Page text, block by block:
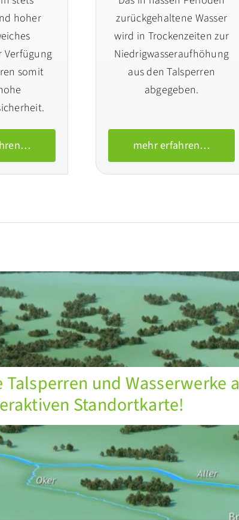
hoher
Verfügung
somit
zurückgehaltene Wasser
wird in Trockenzeiten zur
Niedrigwasseraufhöhung
aus den Talsperren
abgegeben.
mehr erfahren…
Talsperren und Wasserwerke
Standortkarte!